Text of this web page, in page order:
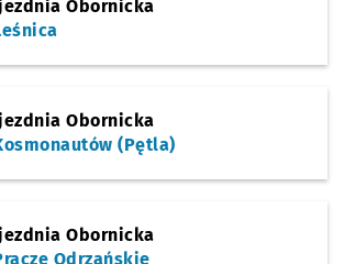
- Rolkowisko/Lodowisko
Obornicka
Obornicka
(Pętla)
Obornicka
Odrzańskie